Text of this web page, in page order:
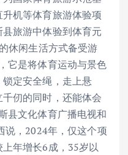
机等体育旅游体验项
旅游中体验到体育元
休闲生活方式备受游
它是将体育运动与景色
定安全绳，走上悬
仞的同时，还能体会
县文化体育广播电视和
说，2024年，仅这个项
年增长6成，35岁以